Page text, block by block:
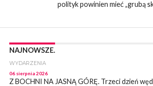
polityk powinien mieć „grubą
NAJNOWSZE.
WYDARZENIA
06 sierpnia 2026
Z BOCHNI NA JASNĄ GÓRĘ. Trzeci dzień